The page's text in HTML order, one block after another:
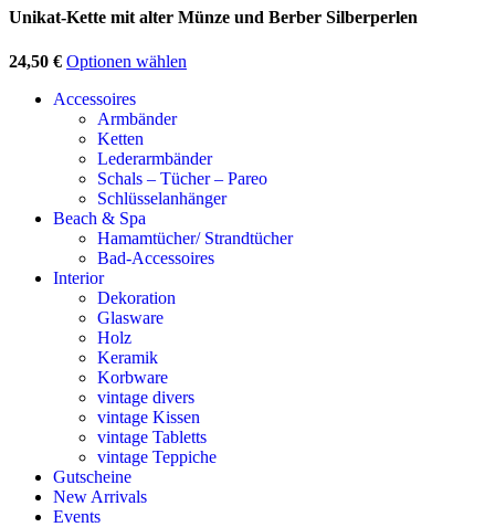
Unikat-Kette mit alter Münze und Berber Silberperlen
24,50 € Optionen wählen
Accessoires
Armbänder
Ketten
Lederarmbänder
Schals – Tücher – Pareo
Schlüsselanhänger
Beach & Spa
Hamamtücher/ Strandtücher
Bad-Accessoires
Interior
Dekoration
Glasware
Holz
Keramik
Korbware
vintage divers
vintage Kissen
vintage Tabletts
vintage Teppiche
Gutscheine
New Arrivals
Events